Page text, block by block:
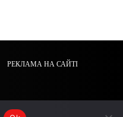
РЕКЛАМА НА САЙТІ